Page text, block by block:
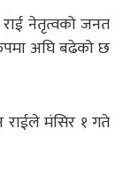
राई नेतृत्वको जनत
अघि बढेको छ
राईले मंसिर १ गते